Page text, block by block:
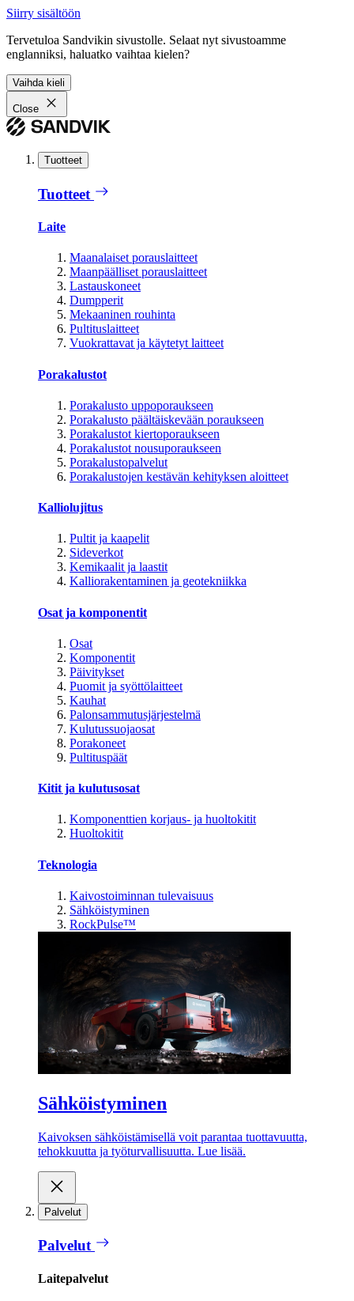
Siirry sisältöön
Tervetuloa Sandvikin sivustolle. Selaat nyt sivustoamme
englanniksi, haluatko vaihtaa kielen?
Vaihda kieli
Close
Tuotteet
Tuotteet
Laite
Maanalaiset porauslaitteet
Maanpäälliset porauslaitteet
Lastauskoneet
Dumpperit
Mekaaninen rouhinta
Pultituslaitteet
Vuokrattavat ja käytetyt laitteet
Porakalustot
Porakalusto uppoporaukseen
Porakalusto päältäiskevään poraukseen
Porakalustot kiertoporaukseen
Porakalustot nousuporaukseen
Porakalustopalvelut
Porakalustojen kestävän kehityksen aloitteet
Kalliolujitus
Pultit ja kaapelit
Sideverkot
Kemikaalit ja laastit
Kalliorakentaminen ja geotekniikka
Osat ja komponentit
Osat
Komponentit
Päivitykset
Puomit ja syöttölaitteet
Kauhat
Palonsammutusjärjestelmä
Kulutussuojaosat
Porakoneet
Pultituspäät
Kitit ja kulutusosat
Komponenttien korjaus- ja huoltokitit
Huoltokitit
Teknologia
Kaivostoiminnan tulevaisuus
Sähköistyminen
RockPulse™
Sähköistyminen
Kaivoksen sähköistämisellä voit parantaa tuottavuutta,
tehokkuutta ja työturvallisuutta. Lue lisää.
Palvelut
Palvelut
Laitepalvelut